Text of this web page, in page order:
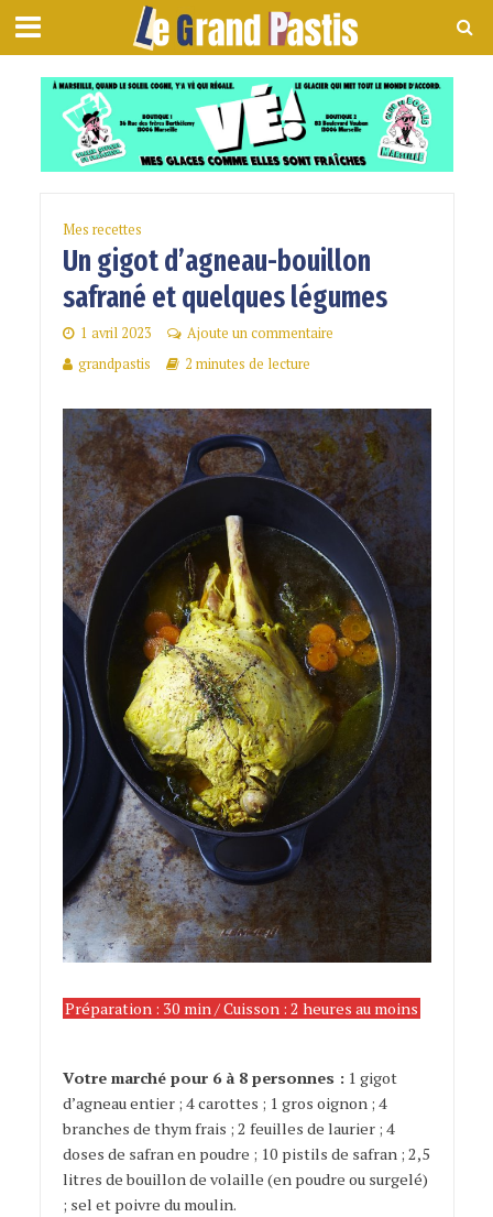
Mes recettes
Un gigot d’agneau-bouillon
safrané et quelques légumes
1 avril 2023
Ajoute un commentaire
grandpastis
2 minutes de lecture
Préparation : 30 min / Cuisson : 2 heures au moins
Votre marché pour 6 à 8 personnes : 1 gigot
d’agneau entier ; 4 carottes ; 1 gros oignon ; 4
branches de thym frais ; 2 feuilles de laurier ; 4
doses de safran en poudre ; 10 pistils de safran ; 2,5
litres de bouillon de volaille (en poudre ou surgelé)
; sel et poivre du moulin.